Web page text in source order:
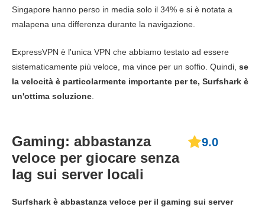
Singapore hanno perso in media solo il 34% e si è notata a
malapena una differenza durante la navigazione.
ExpressVPN è l'unica VPN che abbiamo testato ad essere
sistematicamente più veloce, ma vince per un soffio. Quindi, se
la velocità è particolarmente importante per te, Surfshark è
un'ottima soluzione
Gaming: abbastanza
veloce per giocare senza
lag sui server locali
9.0
Surfshark è abbastanza veloce per il gaming sui server